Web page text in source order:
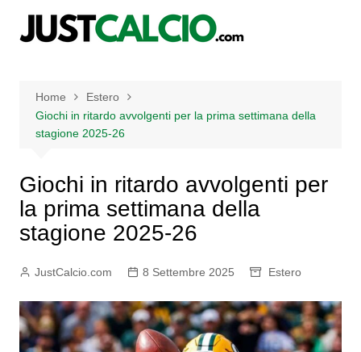
Home
Estero
Giochi in ritardo avvolgenti per la prima settimana della
stagione 2025-26
Giochi in ritardo avvolgenti per
la prima settimana della
stagione 2025-26
JustCalcio.com 8 Settembre 2025 Estero